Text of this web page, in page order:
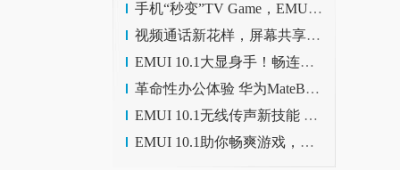
手机“秒变”TV Game，EMUI 10.1 Cast+无线投屏技术太酷了
视频通话新花样，屏幕共享划重点，EMUI 10.1带来全新畅连体验
EMUI 10.1大显身手！畅连功能再升级，屏幕共享助力高效沟通
革命性办公体验 华为MateBook X Pro 2020款的“多屏协同”进化
EMUI 10.1无线传声新技能 搭配音箱传声更远，听者更清晰
EMUI 10.1助你畅爽游戏，高帧率搭配低功耗，制胜快人一步